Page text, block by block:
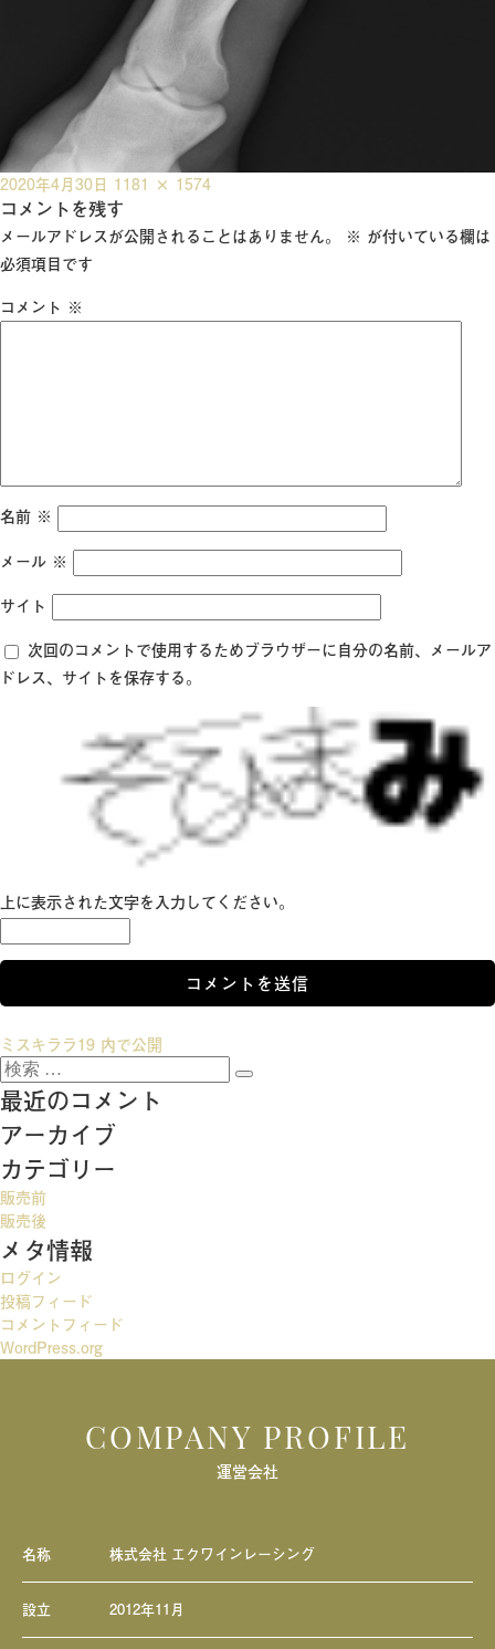
投
稿
日:
2020年4月30日 フ
ル
サ
1181 × 1574
コメントを残す
メールアドレスが公開されることはありません。 ※ が付いている欄は
必須項目です
コメント ※
名前 ※
メール ※
サイト
次回のコメントで使用するためブラウザーに自分の名前、メールア
ドレス、サイトを保存する。
上に表示された文字を入力してください。
投
稿
ナ
ビ
ゲ
ー
シ
ョ
ン
ミスキララ19 内で公開
検
索:
検
最近のコメント
アーカイブ
カテゴリー
販売前
販売後
メタ情報
ログイン
投稿フィード
コメントフィード
WordPress.org
COMPANY PROFILE
運営会社
名称 株式会社 エクワインレーシング
設立 2012年11月